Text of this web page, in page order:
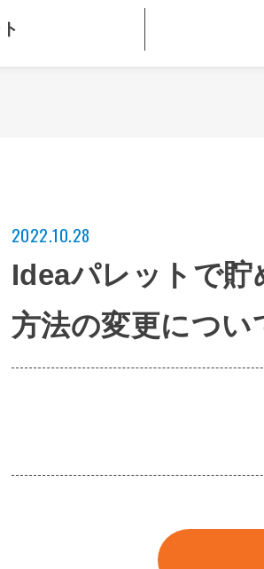
Ideaパレットで
方法の変更につい
2022.10.28